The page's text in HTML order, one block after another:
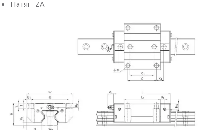
Натяг -ZA